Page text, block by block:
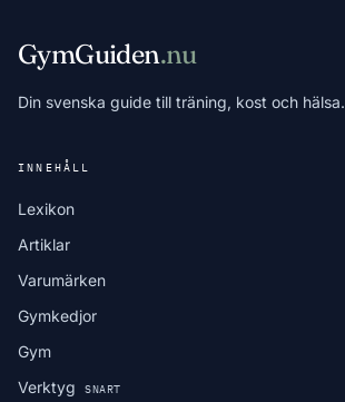
GymGuiden.nu
Din svenska guide till träning, kost och hälsa.
INNEHÅLL
Lexikon
Artiklar
Varumärken
Gymkedjor
Gym
Verktyg
SNART